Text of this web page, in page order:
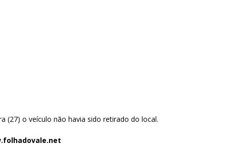
(27) o veículo não havia sido retirado do local.